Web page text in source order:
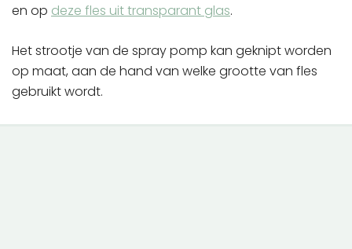
en op deze fles uit transparant glas.
Het strootje van de spray pomp kan geknipt worden
op maat, aan de hand van welke grootte van fles
gebruikt wordt.